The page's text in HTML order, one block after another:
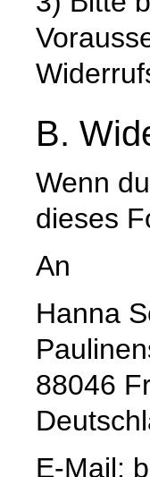
B.
Wenn
dieses
An
Hanna
88046
E-Mail: